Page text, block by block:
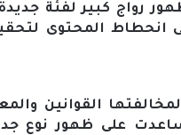
رواج كبير لفئة
انحطاط المحتوى
لمخالفتها القوانين
على ظهور نوع